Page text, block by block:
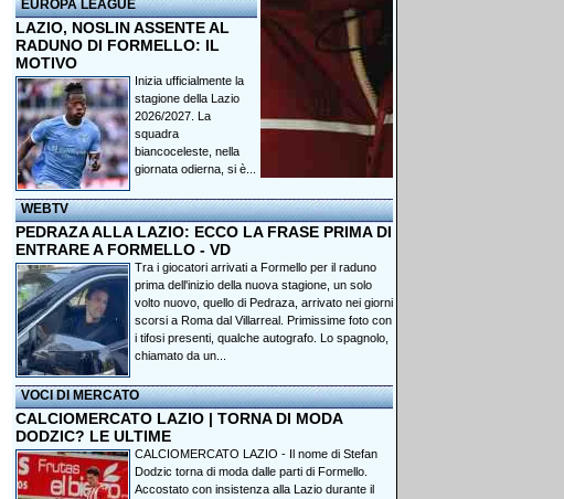
EUROPA LEAGUE
LAZIO, NOSLIN ASSENTE AL
RADUNO DI FORMELLO: IL
MOTIVO
Inizia ufficialmente la
stagione della Lazio
2026/2027. La
squadra
biancoceleste, nella
giornata odierna, si è...
WEBTV
PEDRAZA ALLA LAZIO: ECCO LA FRASE PRIMA DI
ENTRARE A FORMELLO - VD
Tra i giocatori arrivati a Formello per il raduno
prima dell'inizio della nuova stagione, un solo
volto nuovo, quello di Pedraza, arrivato nei giorni
scorsi a Roma dal Villarreal. Primissime foto con
i tifosi presenti, qualche autografo. Lo spagnolo,
chiamato da un...
VOCI DI MERCATO
CALCIOMERCATO LAZIO | TORNA DI MODA
DODZIC? LE ULTIME
CALCIOMERCATO LAZIO - Il nome di Stefan
Dodzic torna di moda dalle parti di Formello.
Accostato con insistenza alla Lazio durante il